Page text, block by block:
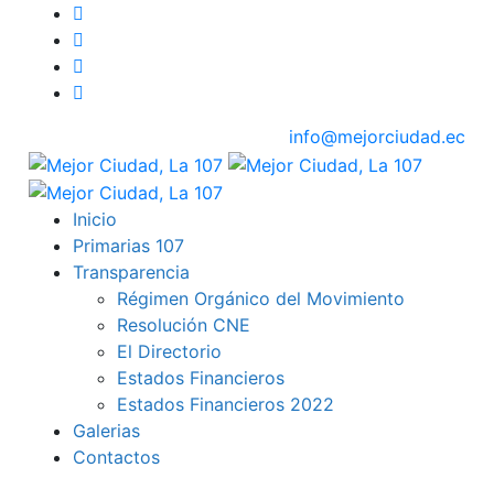
info@mejorciudad.ec
Inicio
Primarias 107
Transparencia
Régimen Orgánico del Movimiento
Resolución CNE
El Directorio
Estados Financieros
Estados Financieros 2022
Galerias
Contactos